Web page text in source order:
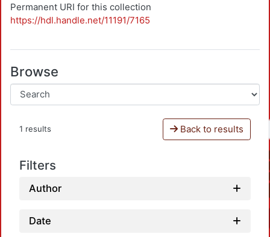
Permanent URI for this collection
https://hdl.handle.net/11191/7165
Browse
1 results Back to results
Filters
Author
Date